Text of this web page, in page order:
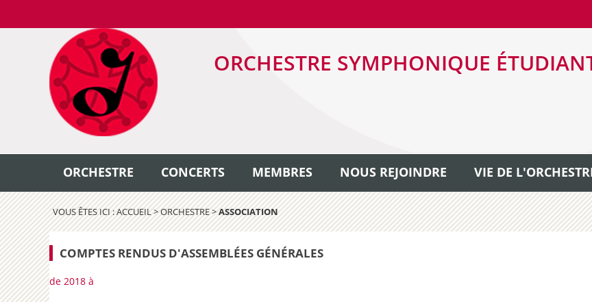
ORCHESTRE SYMPHONIQUE
ORCHESTRE CONCERTS MEMBRES NOUS REJOINDRE VIE DE
VOUS ÊTES ICI :ACCUEIL>ORCHESTRE>ASSOCIATION
COMPTES RENDUS D'ASSEMBLÉES GÉNÉRALES
de 2018 à